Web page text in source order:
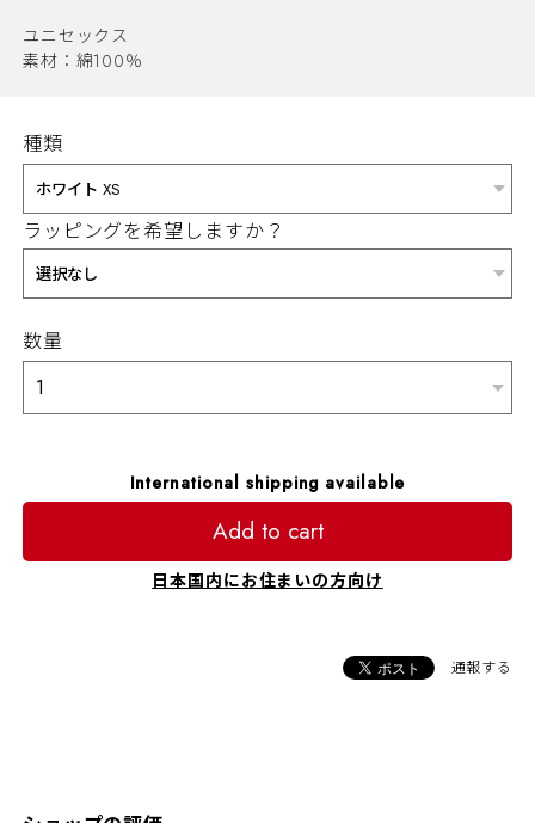
ユニセックス
素材：綿100％
種類
ラッピングを希望しますか？
数量
International shipping available
Add to cart
日本国内にお住まいの方向け
通報する